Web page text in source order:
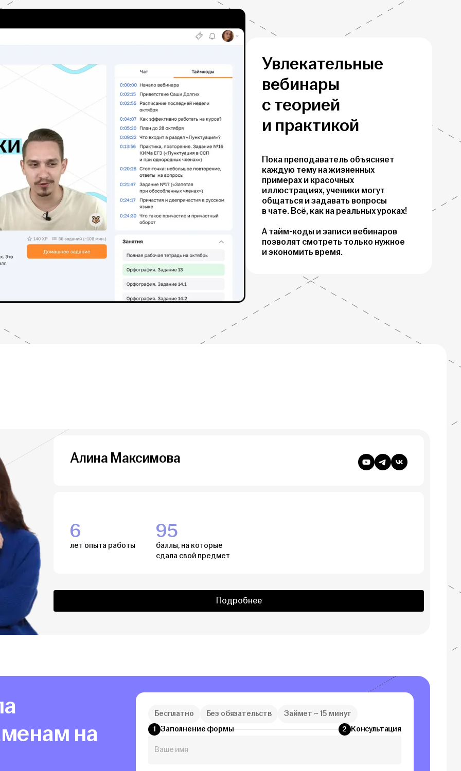
Увлекательные
вебинары
с теорией
и практикой
Пока преподаватель объясняет
каждую тему на жизненных
примерах и красочных
иллюстрациях, ученики могут
общаться и задавать вопросы
в чате. Всё, как на реальных уроках!
А тайм-коды и записи вебинаров
позволят смотреть только нужное
и экономить время.
Алина Максимова
6
лет опыта работы
95
баллы, на которые
сдала свой предмет
Подробнее
на
Бесплатно Без обязательств Займет ~ 15 минут
1 Заполнение формы 2 Консультация